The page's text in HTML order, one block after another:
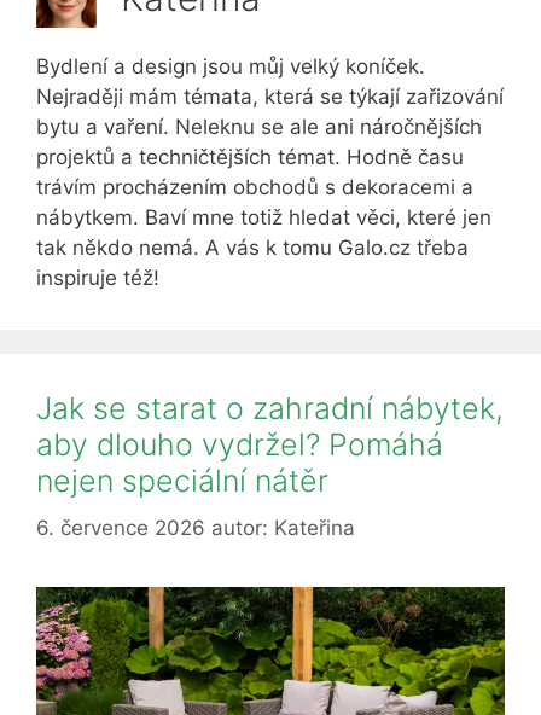
Bydlení a design jsou můj velký koníček.
Nejraději mám témata, která se týkají zařizování
bytu a vaření. Neleknu se ale ani náročnějších
projektů a techničtějších témat. Hodně času
trávím procházením obchodů s dekoracemi a
nábytkem. Baví mne totiž hledat věci, které jen
tak někdo nemá. A vás k tomu Galo.cz třeba
inspiruje též!
Jak se starat o zahradní nábytek,
aby dlouho vydržel? Pomáhá
nejen speciální nátěr
6. července 2026 autor: Kateřina